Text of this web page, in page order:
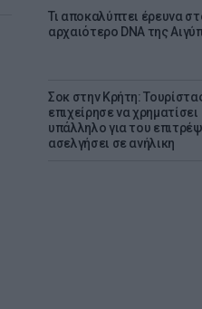
Τι αποκαλύπτει έρευνα
αρχαιότερο DNA της
Σοκ στην Κρήτη:
επιχείρησε να χρηματίσει
υπάλληλο για του
ασελγήσει σε ανήλικη